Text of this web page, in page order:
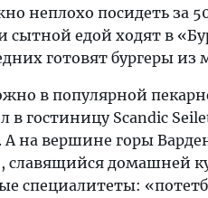
неплохо посидеть за
сытной едой ходят в
готовят бургеры
в популярной
в гостиницу Scandic
А на вершине горы
славящийся домашней
специалитеты: